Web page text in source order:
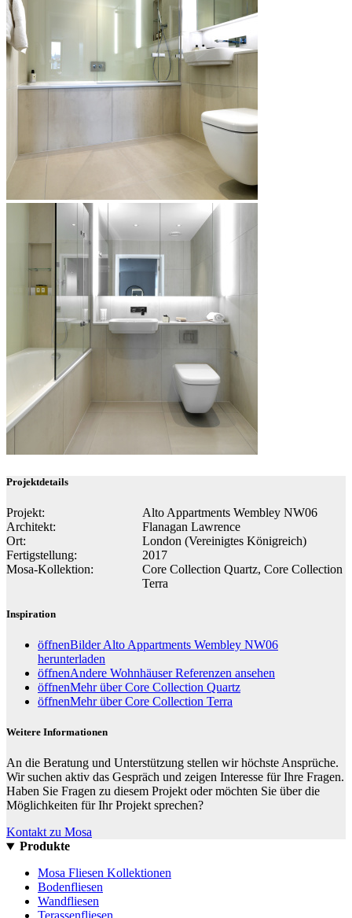
Projektdetails
Projekt:
Alto Appartments Wembley NW06
Architekt:
Flanagan Lawrence
Ort:
London (Vereinigtes Königreich)
Fertigstellung:
2017
Mosa-Kollektion:
Core Collection Quartz, Core Collection
Terra
Inspiration
öffnenBilder Alto Appartments Wembley NW06
herunterladen
öffnenAndere Wohnhäuser Referenzen ansehen
öffnenMehr über Core Collection Quartz
öffnenMehr über Core Collection Terra
Weitere Informationen
An die Beratung und Unterstützung stellen wir höchste Ansprüche.
Wir suchen aktiv das Gespräch und zeigen Interesse für Ihre Fragen.
Haben Sie Fragen zu diesem Projekt oder möchten Sie über die
Möglichkeiten für Ihr Projekt sprechen?
Kontakt zu Mosa
Produkte
Mosa Fliesen Kollektionen
Bodenfliesen
Wandfliesen